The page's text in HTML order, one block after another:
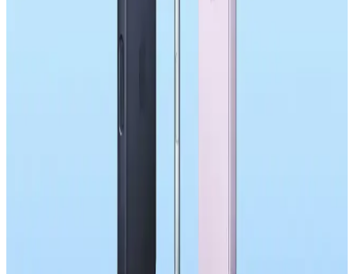
donanımda bazı iyileştirmeler var. Ancak kullanıcılar, tasarımın
durağanlığından ve yenilik eksikliğinden dolayı yükseltme
Samsung Galaxy S26 serisi, işlemci güncellemeleri ve ekran
OnePlus 15T, 7.500mAh bataryası ve yazılım optimizasyonuyla